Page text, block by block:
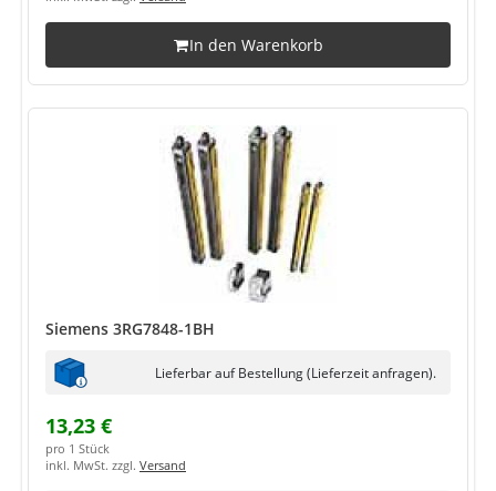
In den Warenkorb
Siemens 3RG7848-1BH
Lieferbar auf Bestellung (Lieferzeit anfragen).
13,23 €
pro 1 Stück
inkl. MwSt. zzgl. Versand